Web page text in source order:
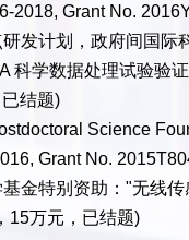
2018, Grant No.
发计划，政府间国际
科学数据处理试验验
结题)
Science
Grant No.
金特别资助："无线
15万元，已结题)